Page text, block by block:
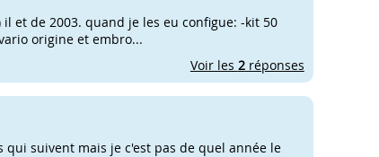
et de 2003. quand je les eu configue: -kit 50
origine et embro...
Voir les 2réponses
suivent mais je c'est pas de quel année le